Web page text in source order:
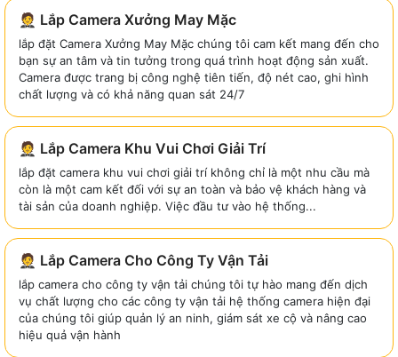
🤵 Lắp Camera Xưởng May Mặc
lắp đặt Camera Xưởng May Mặc chúng tôi cam kết mang đến cho
bạn sự an tâm và tin tưởng trong quá trình hoạt động sản xuất.
Camera được trang bị công nghệ tiên tiến, độ nét cao, ghi hình
chất lượng và có khả năng quan sát 24/7
🤵 Lắp Camera Khu Vui Chơi Giải Trí
lắp đặt camera khu vui chơi giải trí không chỉ là một nhu cầu mà
còn là một cam kết đối với sự an toàn và bảo vệ khách hàng và
tài sản của doanh nghiệp. Việc đầu tư vào hệ thống...
🤵 Lắp Camera Cho Công Ty Vận Tải
lắp camera cho công ty vận tải chúng tôi tự hào mang đến dịch
vụ chất lượng cho các công ty vận tải hệ thống camera hiện đại
của chúng tôi giúp quản lý an ninh, giám sát xe cộ và nâng cao
hiệu quả vận hành